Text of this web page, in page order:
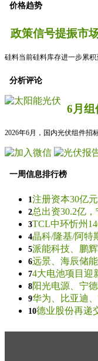
价格趋势
政策信号提振市
硅料当前硅料库存进一步累
分析评论
6月组
2026年6月，国内光伏组件招
一周信息排行榜
1注册资本30亿
2总出资30.2亿
3TCL中环忻州
4晶科/隆基/阿特
5派能科技、鹏
6远景、海辰储
74大电池项目迎
8阳光电源、宁
9华为、比亚迪
10德业股份再递